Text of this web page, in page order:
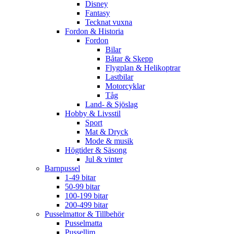
Disney
Fantasy
Tecknat vuxna
Fordon & Historia
Fordon
Bilar
Båtar & Skepp
Flygplan & Helikoptrar
Lastbilar
Motorcyklar
Tåg
Land- & Sjöslag
Hobby & Livsstil
Sport
Mat & Dryck
Mode & musik
Högtider & Säsong
Jul & vinter
Barnpussel
1-49 bitar
50-99 bitar
100-199 bitar
200-499 bitar
Pusselmattor & Tillbehör
Pusselmatta